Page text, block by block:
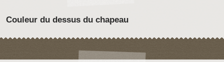
Couleur du dessus du chapeau